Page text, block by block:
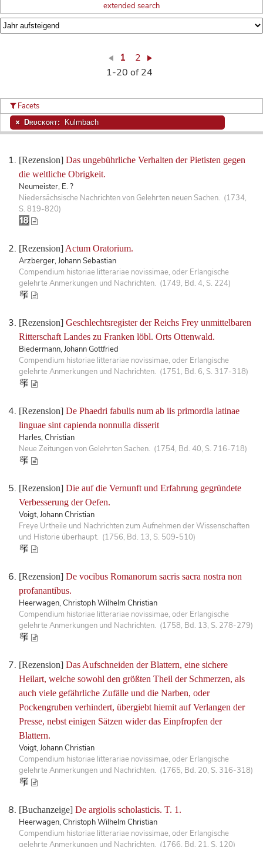
extended search
1
2
1-20 of 24
[Rezension] Das ungebührliche Verhalten der Pietisten gegen
die weltliche Obrigkeit.
Neumeister, E. ?
Niedersächsische Nachrichten von Gelehrten neuen Sachen. (1734,
S. 819-820)
[Rezension] Actum Oratorium.
Arzberger, Johann Sebastian
Compendium historiae litterariae novissimae, oder Erlangische
gelehrte Anmerkungen und Nachrichten. (1749, Bd. 4, S. 224)
[Rezension] Geschlechtsregister der Reichs Frey unmittelbaren
Ritterschaft Landes zu Franken löbl. Orts Ottenwald.
Biedermann, Johann Gottfried
Compendium historiae litterariae novissimae, oder Erlangische
gelehrte Anmerkungen und Nachrichten. (1751, Bd. 6, S. 317-318)
[Rezension] De Phaedri fabulis num ab iis primordia latinae
linguae sint capienda nonnulla disserit
Harles, Christian
Neue Zeitungen von Gelehrten Sachen. (1754, Bd. 40, S. 716-718)
[Rezension] Die auf die Vernunft und Erfahrung gegründete
Verbesserung der Oefen.
Voigt, Johann Christian
Freye Urtheile und Nachrichten zum Aufnehmen der Wissenschaften
und Historie überhaupt. (1756, Bd. 13, S. 509-510)
[Rezension] De vocibus Romanorum sacris sacra nostra non
profanantibus.
Heerwagen, Christoph Wilhelm Christian
Compendium historiae litterariae novissimae, oder Erlangische
gelehrte Anmerkungen und Nachrichten. (1758, Bd. 13, S. 278-279)
[Rezension] Das Aufschneiden der Blattern, eine sichere
Heilart, welche sowohl den größten Theil der Schmerzen, als
auch viele gefährliche Zufälle und die Narben, oder
Pockengruben verhindert, übergiebt hiemit auf Verlangen der
Presse, nebst einigen Sätzen wider das Einpfropfen der
Blattern.
Voigt, Johann Christian
Compendium historiae litterariae novissimae, oder Erlangische
gelehrte Anmerkungen und Nachrichten. (1765, Bd. 20, S. 316-318)
[Buchanzeige] De argiolis scholasticis. T. 1.
Heerwagen, Christoph Wilhelm Christian
Compendium historiae litterariae novissimae, oder Erlangische
gelehrte Anmerkungen und Nachrichten. (1766, Bd. 21, S. 120)
Facets
Druckort: Kulmbach